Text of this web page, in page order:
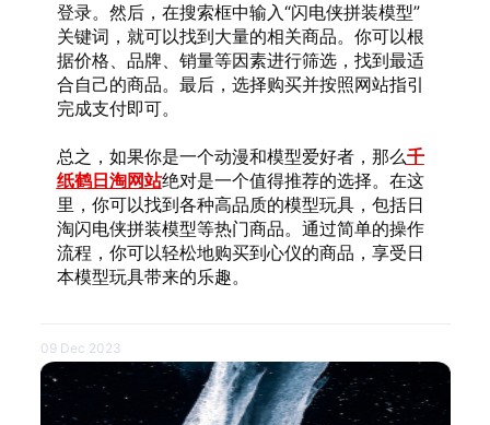
登录。然后，在搜索框中输入“闪电侠拼装模型”
关键词，就可以找到大量的相关商品。你可以根
据价格、品牌、销量等因素进行筛选，找到最适
合自己的商品。最后，选择购买并按照网站指引
完成支付即可。
总之，如果你是一个动漫和模型爱好者，那么千
纸鹤日淘网站绝对是一个值得推荐的选择。在这
里，你可以找到各种高品质的模型玩具，包括日
淘闪电侠拼装模型等热门商品。通过简单的操作
流程，你可以轻松地购买到心仪的商品，享受日
本模型玩具带来的乐趣。
09 Dec 2023